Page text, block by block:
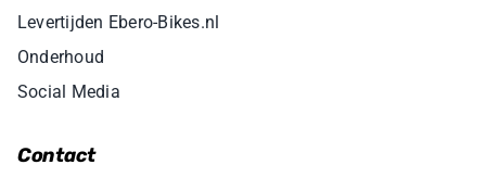
Levertijden Ebero-Bikes.nl
Onderhoud
Social Media
Contact